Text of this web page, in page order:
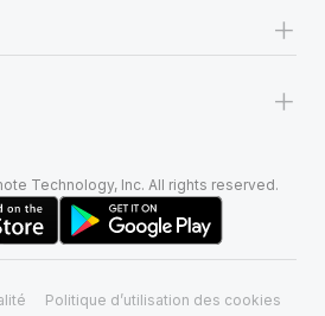
+
+
Technology, Inc. All rights reserved.
Politique d’utilisation des cookies